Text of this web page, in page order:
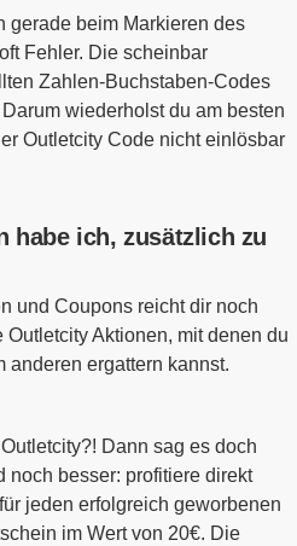
gerade beim Markieren des
Fehler. Die scheinbar
Zahlen-Buchstaben-Codes
wiederholst du am besten
Outletcity Code nicht einlösbar
habe ich, zusätzlich zu
und Coupons reicht dir noch
Aktionen, mit denen du
anderen ergattern kannst.
Dann sag es doch
noch besser: profitiere direkt
jeden erfolgreich geworbenen
im Wert von 20€. Die